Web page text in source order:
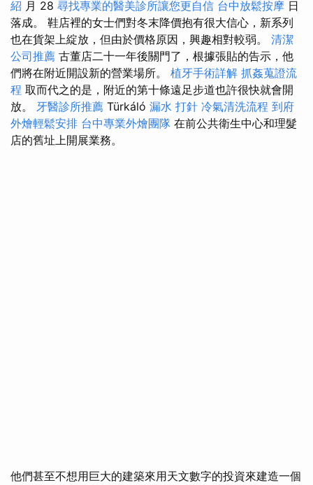
紹 月 28 尋找專業的醫美診所讓您更自信 台中放鬆按摩 日
落成。 鞋店裡的女士們對冬末降價抱有很大信心，新系列
也在貨架上綻放，但由於價格原因，興趣相對較弱。 清潔
公司推薦 古董店二十一年後關門了，根據張貼的告示，他
們將在附近開設新的營業場所。 植牙手術詳解 抓姦蒐證流
程 取而代之的是，附近的第十條遠足步道也許很快就會開
放。 牙醫診所推薦 Türkáló 漏水 打針 冷氣清洗流程 到府
外燴輕鬆安排 台中專業外燴團隊 在前公共衛生中心和理髮
店的舊址上開展業務。
他們甚至不想用巨大的建築來用天文數字的投資來建造一個